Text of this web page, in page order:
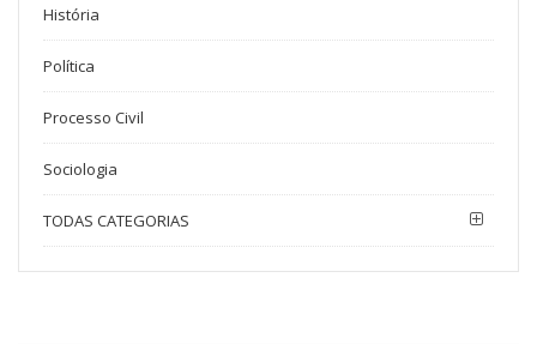
História
Política
Processo Civil
Sociologia
TODAS CATEGORIAS